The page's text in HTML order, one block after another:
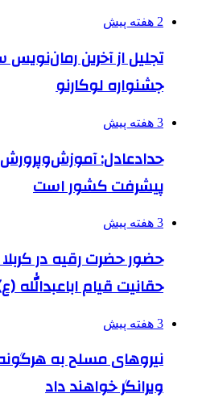
2 هفته پیش
تجلیل از آخرین رمان‌نویس
جشنواره لوکارنو
3 هفته پیش
حدادعادل: آموزش‌وپرورش
پیشرفت کشور است
3 هفته پیش
حضور حضرت رقیه در
حقانیت قیام اباعبدالله
3 هفته پیش
نیروهای مسلح به
ویرانگر خواهند داد